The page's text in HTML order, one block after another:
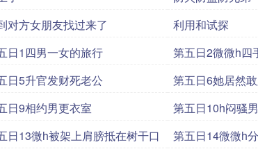
对方女朋友找过来了 利用和试探
日1四男一女的旅行 第五日2微微h四
日5升官发财死老公 第五日6她居然
日9相约男更衣室 第五日10h闷骚
日13微h被架上肩膀抵在树干口 第五日14微微h